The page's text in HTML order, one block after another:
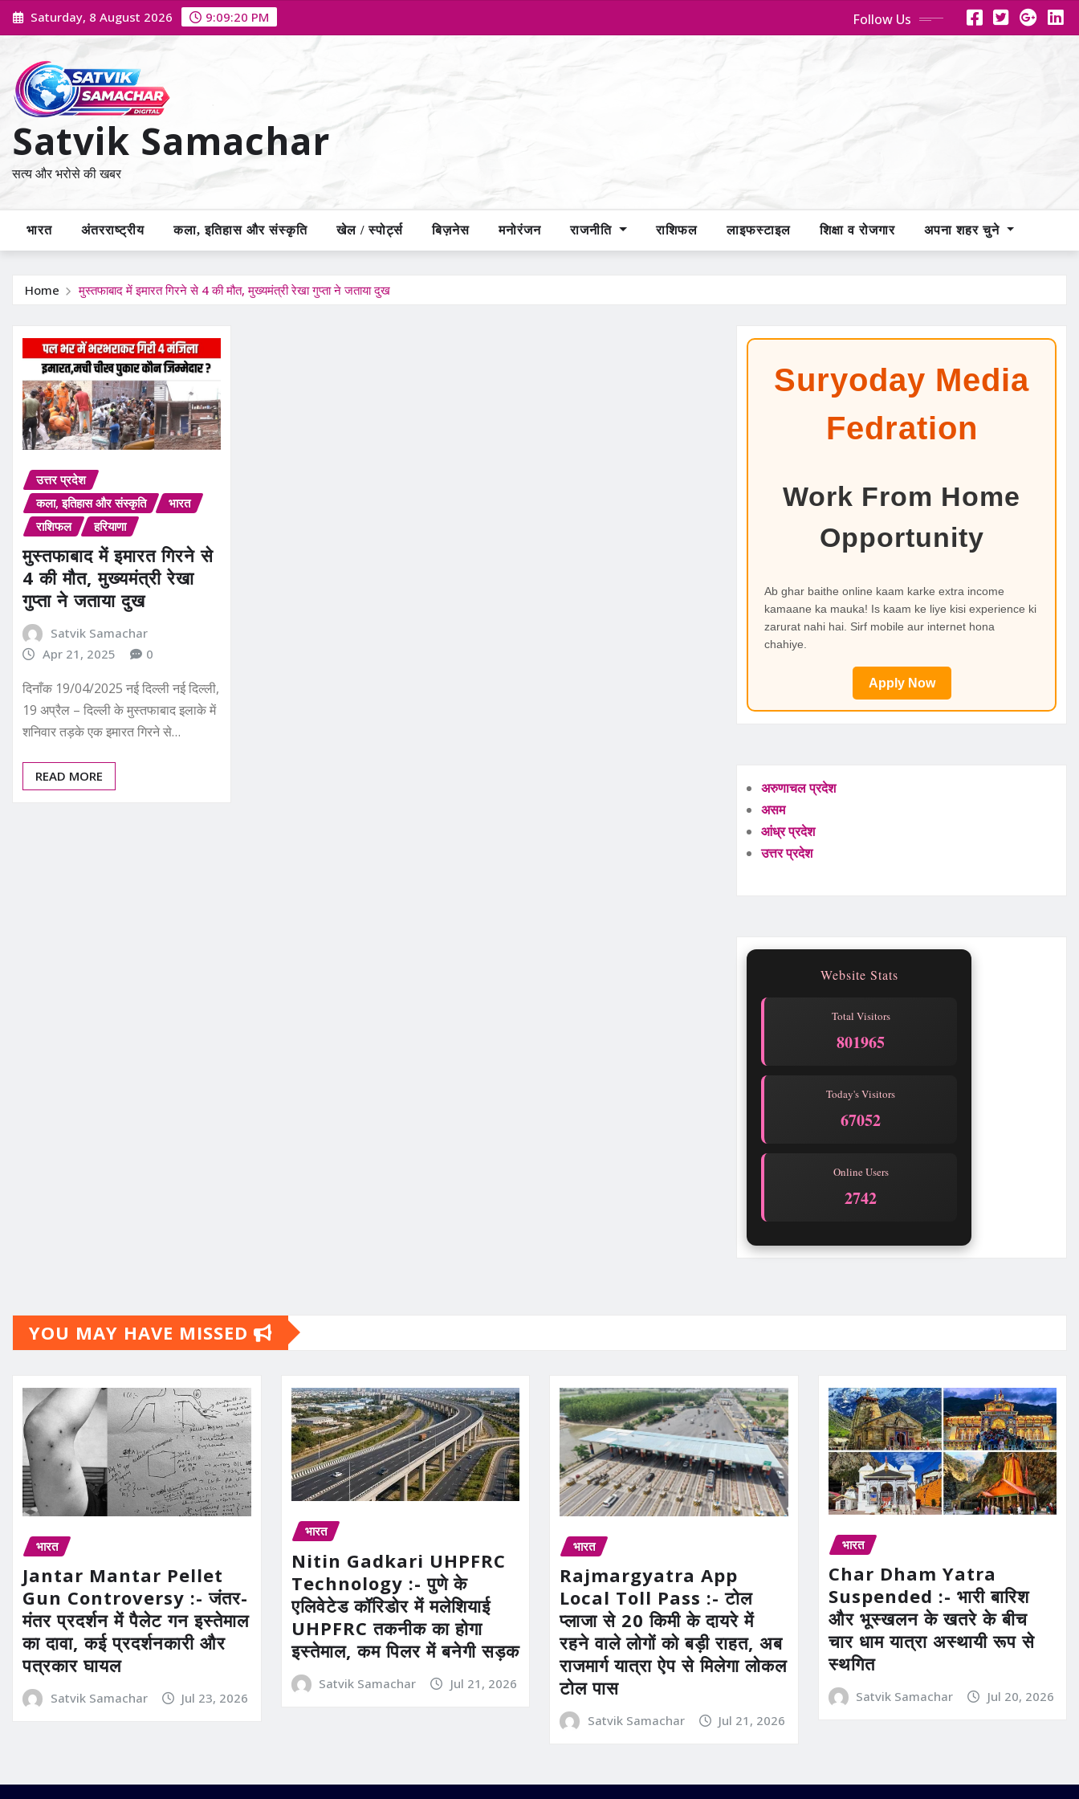
Skip
to
Saturday, 8 August 2026 9:09:21 PM Follow Us
Satvik Samachar
सत्य और भरोसे की खबर
भारत अंतरराष्ट्रीय कला, इतिहास और संस्कृति खेल / स्पोर्ट्स बिज़नेस मनोरंजन राजनीति राशिफल लाइफस्टाइल शिक्षा व रोजगार अपना शहर चुने
Home मुस्तफाबाद में इमारत गिरने से 4 की मौत, मुख्यमंत्री रेखा गुप्ता ने जताया दुख
उत्तर प्रदेश
कला, इतिहास और संस्कृति
भारत
राशिफल
हरियाणा
मुस्तफाबाद में इमारत गिरने से
4 की मौत, मुख्यमंत्री रेखा
गुप्ता ने जताया दुख
Satvik Samachar
Apr 21, 2025
0
दिनाँक 19/04/2025 नई दिल्ली नई दिल्ली,
19 अप्रैल – दिल्ली के मुस्तफाबाद इलाके में
शनिवार तड़के एक इमारत गिरने से…
READ MORE
Suryoday Media
Fedration
Work From Home
Opportunity
Ab ghar baithe online kaam karke extra income
kamaane ka mauka! Is kaam ke liye kisi experience ki
zarurat nahi hai. Sirf mobile aur internet hona
chahiye.
Apply Now
अरुणाचल प्रदेश
असम
आंध्र प्रदेश
उत्तर प्रदेश
Website Stats
Total Visitors
801965
Today's Visitors
67052
Online Users
2744
YOU MAY HAVE MISSED
भारत
Jantar Mantar Pellet
Gun Controversy :- जंतर-
मंतर प्रदर्शन में पैलेट गन इस्तेमाल
का दावा, कई प्रदर्शनकारी और
पत्रकार घायल
Satvik Samachar Jul 23, 2026
भारत
Nitin Gadkari UHPFRC
Technology :- पुणे के
एलिवेटेड कॉरिडोर में मलेशियाई
UHPFRC तकनीक का होगा
इस्तेमाल, कम पिलर में बनेगी सड़क
Satvik Samachar Jul 21, 2026
भारत
Rajmargyatra App
Local Toll Pass :- टोल
प्लाजा से 20 किमी के दायरे में
रहने वाले लोगों को बड़ी राहत, अब
राजमार्ग यात्रा ऐप से मिलेगा लोकल
टोल पास
Satvik Samachar Jul 21, 2026
भारत
Char Dham Yatra
Suspended :- भारी बारिश
और भूस्खलन के खतरे के बीच
चार धाम यात्रा अस्थायी रूप से
स्थगित
Satvik Samachar Jul 20, 2026